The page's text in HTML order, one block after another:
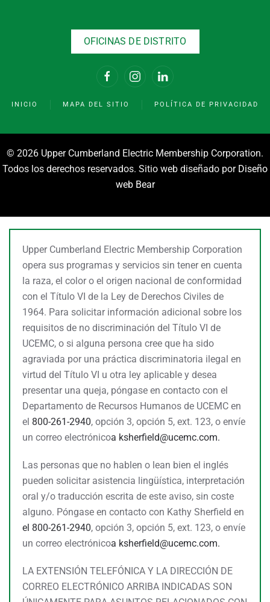
OFICINAS DE DISTRITO
INICIO MAPA DEL SITIO POLÍTICA DE PRIVACIDAD
© 2026 Upper Cumberland Electric Membership Corporation.
Todos los derechos reservados. Sitio web diseñado por Diseño
web Bear
Upper Cumberland Electric Membership Corporation
opera sus programas y servicios sin tener en cuenta
la raza, el color o el origen nacional de conformidad
con el Título VI de la Ley de Derechos Civiles de
1964. Para solicitar información adicional sobre los
requisitos de no discriminación del Título VI de
UCEMC, o si alguna persona cree que ha sido
agraviada por una práctica discriminatoria ilegal en
virtud del Título VI u otra ley aplicable y desea
presentar una queja, póngase en contacto con el
Departamento de Recursos Humanos de UCEMC en
el 800-261-2940, opción 3, opción 5, ext. 123, o envíe
un correo electrónicoa ksherfield@ucemc.com.
Las personas que no hablen o lean bien el inglés
pueden solicitar asistencia lingüística, interpretación
oral y/o traducción escrita de este aviso, sin coste
alguno. Póngase en contacto con Kathy Sherfield en
el 800-261-2940, opción 3, opción 5, ext. 123, o envíe
un correo electrónicoa ksherfield@ucemc.com.
LA EXTENSIÓN TELEFÓNICA Y LA DIRECCIÓN DE
CORREO ELECTRÓNICO ARRIBA INDICADAS SON